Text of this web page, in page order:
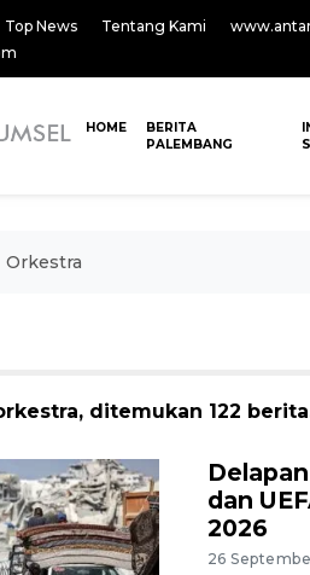
Top News Tentang Kami
HOME
BERITA
PALEMBANG
Orkestra
ditemukan 122
dan
2026
26